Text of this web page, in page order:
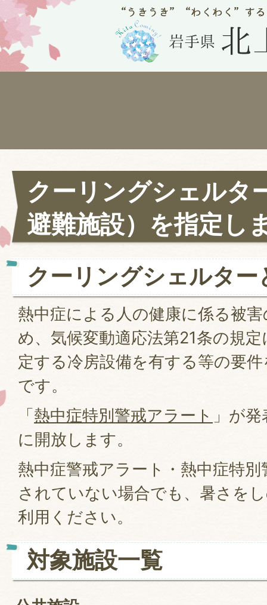
クーリングシェルタ
避難施設）を指定し
クーリングシェルター
熱中症による人の健康に係る被
め、気候変動適応法第21条の規
定する冷房設備を有する等の要
です。
「熱中症特別警戒アラート 」が
に開放します。
熱中症警戒アラート・熱中症特
されていない場合でも、暑さを
利用ください。
対象施設一覧